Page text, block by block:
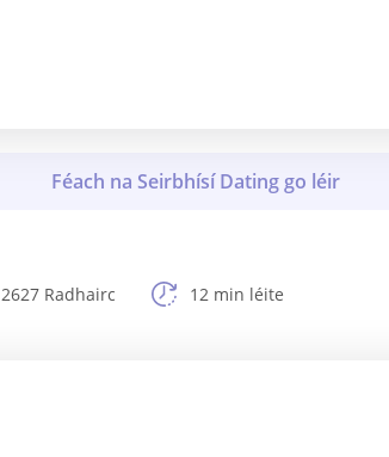
2627 Radhairc 12 min léite